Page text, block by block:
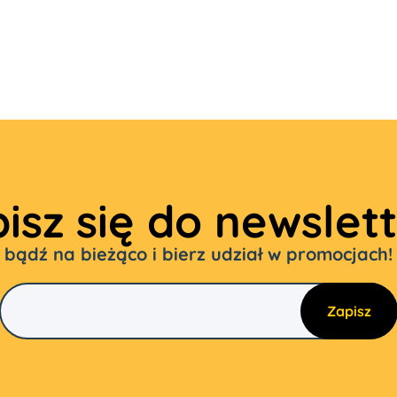
się do
bądź na bieżąco i bierz udział w promocjach!